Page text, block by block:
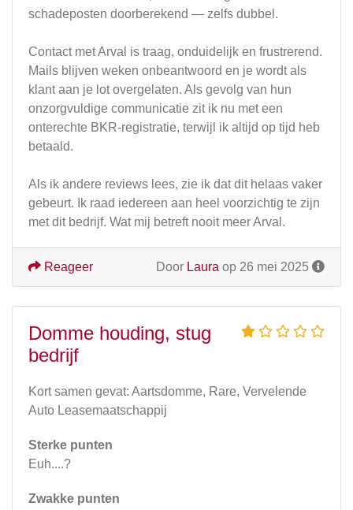
schadeposten doorberekend — zelfs dubbel.
Contact met Arval is traag, onduidelijk en frustrerend.
Mails blijven weken onbeantwoord en je wordt als
klant aan je lot overgelaten. Als gevolg van hun
onzorgvuldige communicatie zit ik nu met een
onterechte BKR-registratie, terwijl ik altijd op tijd heb
betaald.
Als ik andere reviews lees, zie ik dat dit helaas vaker
gebeurt. Ik raad iedereen aan heel voorzichtig te zijn
met dit bedrijf. Wat mij betreft nooit meer Arval.
Door Laura op 26 mei 2025
Reageer
Domme houding, stug
bedrijf
Kort samen gevat: Aartsdomme, Rare, Vervelende
Auto Leasemaatschappij
Sterke punten
Euh....?
Zwakke punten